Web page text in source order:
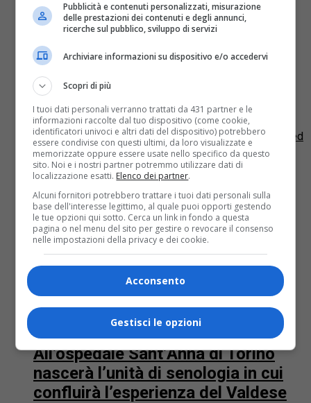
La Regione Piemonte vuole
chiudere l’Ospedale Valdese, ma
stanzia 98 mila euro per
ristrutturarlo
La Regione Piemonte vuole chiudere l’ospedale
Valdese ma si dedica alla sua ristrutturazione. A
mettere in evidenza l’anomalia è stata l’Anaao Assomed
Piemonte che oggi una...
Cittadini13 anni fa
Il Comitato Evangelico diffida la
Regione dallo smantellare
l’ospedale Valdese
Il Comitato Evangelico non ci sta e passa alle maniere
forti: l’ospedale Valdese non va chiuso! E non si tratta
solo di un tentativo di salvare...
All’ospedale Sant’Anna di Torino
nascerà l’unità di senologia in cui
confluirà l’esperienza del Valdese
Pubblicità e contenuti personalizzati, misurazione
delle prestazioni dei contenuti e degli annunci,
ricerche sul pubblico, sviluppo di servizi
Archiviare informazioni su dispositivo e/o accedervi
Scopri di più
I tuoi dati personali verranno trattati da 431 partner e le
informazioni raccolte dal tuo dispositivo (come cookie,
identificatori univoci e altri dati del dispositivo) potrebbero
essere condivise con questi ultimi, da loro visualizzate e
memorizzate oppure essere usate nello specifico da questo
sito. Noi e i nostri partner potremmo utilizzare dati di
localizzazione esatti. Elenco dei partner.
Alcuni fornitori potrebbero trattare i tuoi dati personali sulla
base dell'interesse legittimo, al quale puoi opporti gestendo
le tue opzioni qui sotto. Cerca un link in fondo a questa
pagina o nel menu del sito per gestire o revocare il consenso
nelle impostazioni della privacy e dei cookie.
Acconsento
Gestisci le opzioni